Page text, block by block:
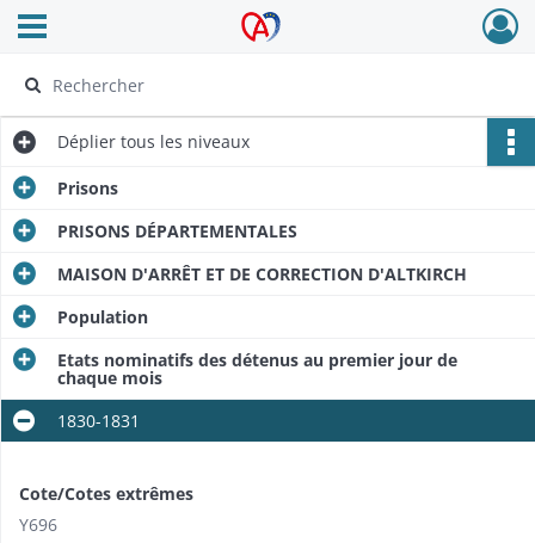
Archives Alsace - Colmar
Ouvrir le menu déroulant
Déplier tous les niveaux
Prisons
PRISONS DÉPARTEMENTALES
MAISON D'ARRÊT ET DE CORRECTION D'ALTKIRCH
Population
Etats nominatifs des détenus au premier jour de
chaque mois
1830-1831
Cote/Cotes extrêmes
Y696